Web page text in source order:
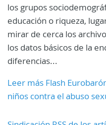
los grupos
educación o riqueza,
mirar de cerca los
los datos básicos de la
diferencias...
Leer más Flash
niños contra el abuso